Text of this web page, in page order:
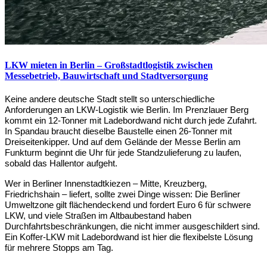
LKW mieten in Berlin – Großstadtlogistik zwischen
Messebetrieb, Bauwirtschaft und Stadtversorgung
Keine andere deutsche Stadt stellt so unterschiedliche
Anforderungen an LKW-Logistik wie Berlin. Im Prenzlauer Berg
kommt ein 12-Tonner mit Ladebordwand nicht durch jede Zufahrt.
In Spandau braucht dieselbe Baustelle einen 26-Tonner mit
Dreiseitenkipper. Und auf dem Gelände der Messe Berlin am
Funkturm beginnt die Uhr für jede Standzulieferung zu laufen,
sobald das Hallentor aufgeht.
Wer in Berliner Innenstadtkiezen – Mitte, Kreuzberg,
Friedrichshain – liefert, sollte zwei Dinge wissen: Die Berliner
Umweltzone gilt flächendeckend und fordert Euro 6 für schwere
LKW, und viele Straßen im Altbaubestand haben
Durchfahrtsbeschränkungen, die nicht immer ausgeschildert sind.
Ein Koffer-LKW mit Ladebordwand ist hier die flexibelste Lösung
für mehrere Stopps am Tag.